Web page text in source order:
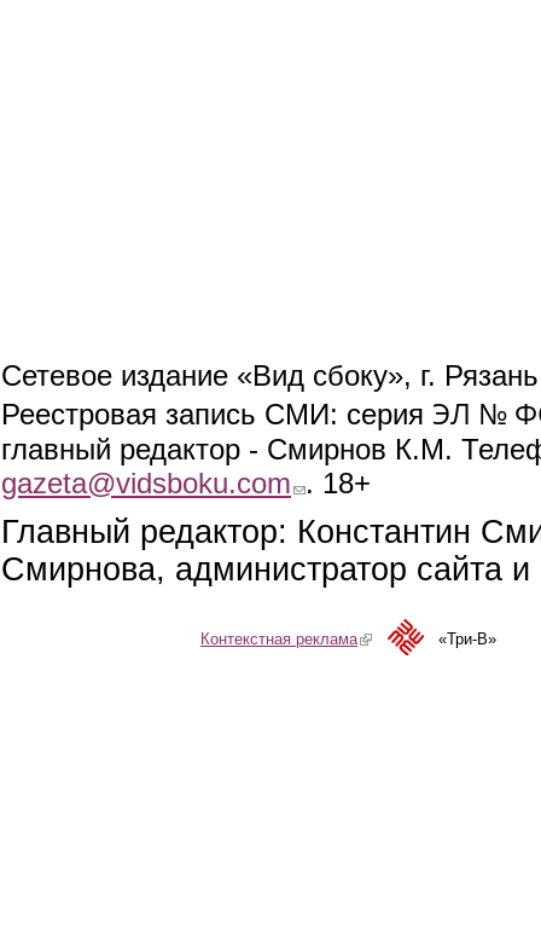
Сетевое издание «Вид сбоку», г.
Реестровая запись СМИ: серия ЭЛ №
главный редактор - Смирнов К.М.
gazeta@vidsboku.com (link sends e-mail)
. 18+
Главный редактор: Константин
Смирнова, администратор сайта
Контекстная реклама(link is external)«Три-В»